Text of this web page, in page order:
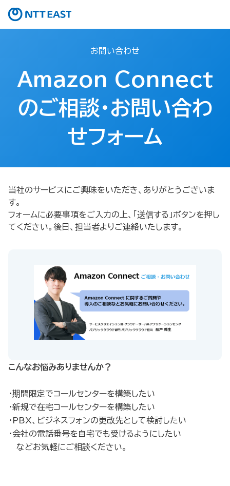
お問い合わせ
Amazon Connect
のご相談・お問い合わ
せフォーム​
当社のサービスにご興味をいただき、ありがとうございま
す。
フォームに必要事項をご入力の上、「送信する」ボタンを押し
てください。後日、担当者よりご連絡いたします。
こんなお悩みありませんか？
・期間限定でコールセンターを構築したい
・新規で在宅コールセンターを構築したい
・PBX、ビジネスフォンの更改先として検討したい
・会社の電話番号を自宅でも受けるようにしたい
などお気軽にご相談ください。